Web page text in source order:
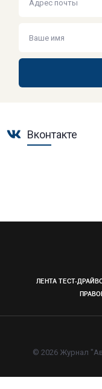
Вконтакте
ЛЕНТА ТЕСТ-
© 2026 Журнал